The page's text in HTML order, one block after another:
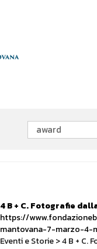
4 B + C. Fotografie
https://
mantovana-7-marzo-4-
Eventi e Storie > 4 B + C.